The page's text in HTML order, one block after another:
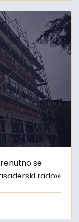
se
radovi